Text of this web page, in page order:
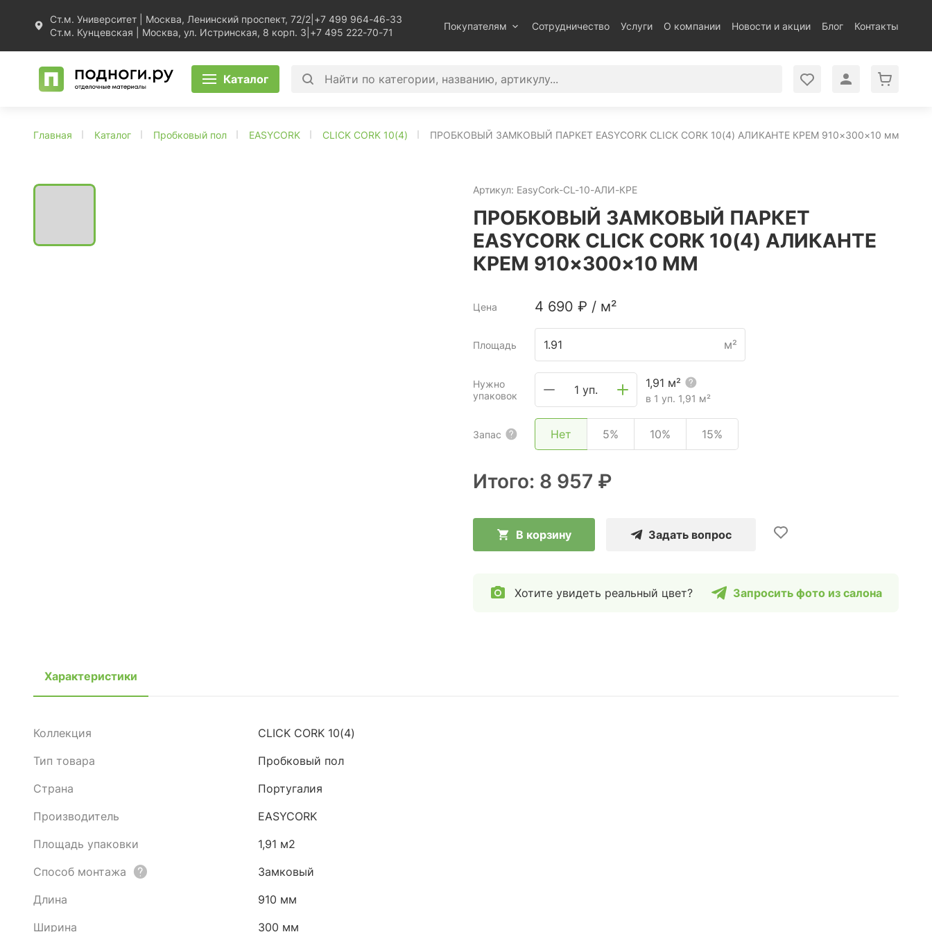
Ст.м. Университет | Москва, Ленинский проспект, 72/2 +7 499 964-46-33
Ст.м. Кунцевская | Москва, ул. Истринская, 8 корп. 3 +7 495 222-70-71
Покупателям Сотрудничество Услуги О компании Новости и акции Блог Контакты
Каталог
Главная Каталог Пробковый пол EASYCORK CLICK CORK 10(4) ПРОБКОВЫЙ ЗАМКОВЫЙ ПАРКЕТ EASYCORK CLICK CORK 10(4) АЛИКАНТЕ КРЕМ 910×300×10 мм
Артикул: EasyCork-CL-10-АЛИ-КРЕ
ПРОБКОВЫЙ ЗАМКОВЫЙ ПАРКЕТ
EASYCORK CLICK CORK 10(4) АЛИКАНТЕ
КРЕМ 910×300×10 ММ
Цена 4 690 ₽ / м²
Площадь м²
Нужно
упаковок
1 уп.
1,91 м²
в 1 уп. 1,91 м²
Запас Нет 5% 10% 15%
Итого: 8 957 ₽
В корзину Задать вопрос
Хотите увидеть реальный цвет? Запросить фото из салона
Характеристики
Коллекция
CLICK CORK 10(4)
Тип товара
Пробковый пол
Страна
Португалия
Производитель
EASYCORK
Площадь упаковки
1,91 м2
Способ монтажа
Замковый
Длина
910 мм
Ширина
300 мм